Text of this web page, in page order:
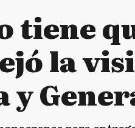
tiene
la
y